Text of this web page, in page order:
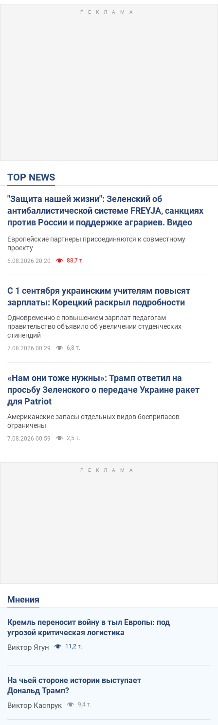
TOP NEWS
"Защита нашей жизни": Зеленский об
антибаллистической системе FREYJA, санкциях
против России и поддержке аграриев. Видео
Европейские партнеры присоединяются к совместному
проекту
6.08.2026 20:20 88,7 т.
С 1 сентября украинским учителям повысят
зарплаты: Корецкий раскрыл подробности
Одновременно с повышением зарплат педагогам
правительство объявило об увеличении студенческих
стипендий
7.08.2026 00:29 6,8 т.
«Нам они тоже нужны»: Трамп ответил на
просьбу Зеленского о передаче Украине ракет
для Patriot
Американские запасы отдельных видов боеприпасов
ограничены
7.08.2026 00:59 2,5 т.
Мнения
Кремль переносит войну в тыл Европы: под
угрозой критическая логистика
Виктор Ягун 11,2 т.
На чьей стороне истории выступает
Дональд Трамп?
Виктор Каспрук 9,4 т.